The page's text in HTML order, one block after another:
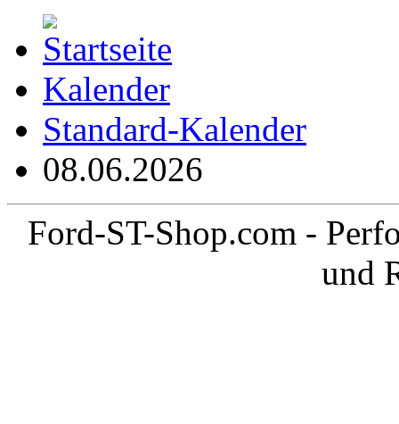
Kalender
Standard-Kalender
08.06.2026
Ford-ST-Shop.com -
und